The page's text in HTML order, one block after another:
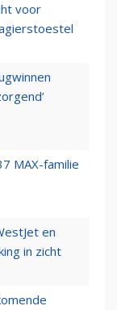
voor
MAX-familie
en
in zicht